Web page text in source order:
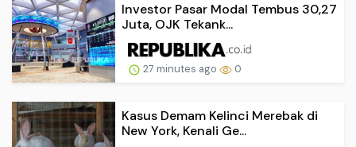
Investor Pasar Modal Tembus 30,27
Juta, OJK Tekank...
27 minutes ago 0
Kasus Demam Kelinci Merebak di
New York, Kenali Ge...